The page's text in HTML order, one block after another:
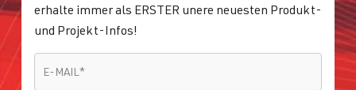
erhalte immer als ERSTER unere neuesten Produkt-
und Projekt-Infos!
E-MAIL *